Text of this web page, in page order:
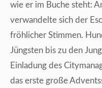
wie er im Buche steht:
verwandelte sich der
fröhlicher Stimmen.
Jüngsten bis zu den
Einladung des
das erste große